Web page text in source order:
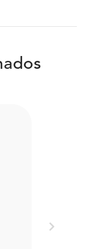
Next